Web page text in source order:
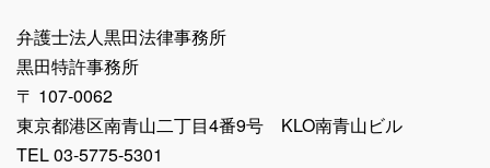
弁護士法人黒田法律事務所
黒田特許事務所
〒 107-0062
東京都港区南青山二丁目4番9号 KLO南青山ビル
TEL 03-5775-5301